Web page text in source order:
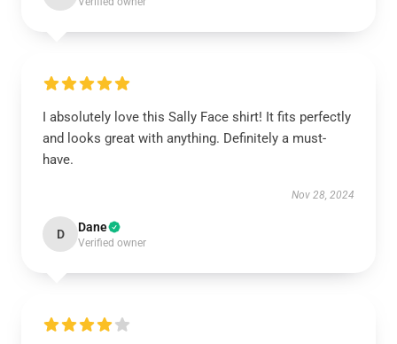
I absolutely love this Sally Face shirt! It fits perfectly
and looks great with anything. Definitely a must-
have.
Nov 28, 2024
D Dane
Verified owner